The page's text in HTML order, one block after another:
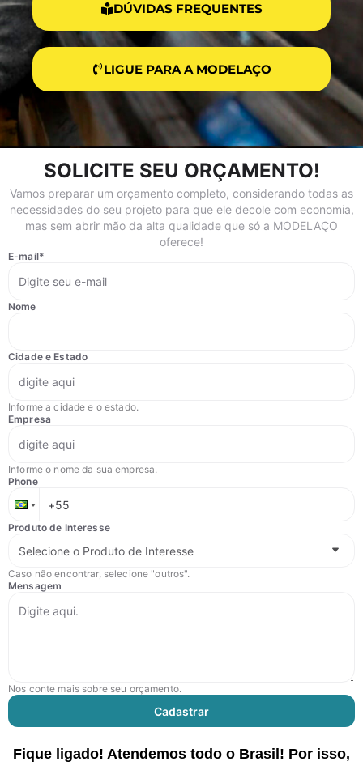
DÚVIDAS FREQUENTES
LIGUE PARA A MODELAÇO
SOLICITE SEU ORÇAMENTO!
Vamos preparar um orçamento completo, considerando todas as
necessidades do seu projeto para que ele decole com economia,
mas sem abrir mão da alta qualidade que só a MODELAÇO
oferece!
E-mail*
Nome
Cidade e Estado
Informe a cidade e o estado.
Empresa
Informe o nome da sua empresa.
Phone
Produto de Interesse
Caso não encontrar, selecione "outros".
Mensagem
Nos conte mais sobre seu orçamento.
Cadastrar
Fique ligado! Atendemos todo o Brasil! Por isso,